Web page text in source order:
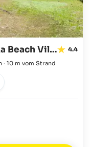
Surf Tropical Villa (Takamaka Beach Villas) 4.4
· 10 m vom Strand